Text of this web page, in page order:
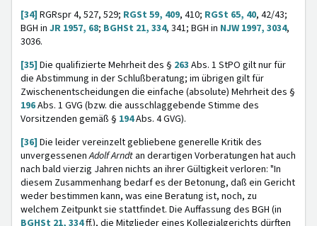
[34] RGRspr 4, 527, 529; RGSt 59, 409, 410; RGSt 65, 40, 42/43;
BGH in JR 1957, 68; BGHSt 21, 334, 341; BGH in NJW 1997, 3034,
3036.
[35] Die qualifizierte Mehrheit des § 263 Abs. 1 StPO gilt nur für
die Abstimmung in der Schlußberatung; im übrigen gilt für
Zwischenentscheidungen die einfache (absolute) Mehrheit des §
196Abs. 1 GVG (bzw. die ausschlaggebende Stimme des
Vorsitzenden gemäß § 194Abs. 4 GVG).
[36] Die leider vereinzelt gebliebene generelle Kritik des
unvergessenenAdolf Arndt an derartigen Vorberatungen hat auch
nach bald vierzig Jahren nichts an ihrer Gültigkeit verloren: "In
diesem Zusammenhang bedarf es der Betonung, daß ein Gericht
weder bestimmen kann, was eine Beratung ist, noch, zu
welchem Zeitpunkt sie stattfindet. Die Auffassung des BGH (in